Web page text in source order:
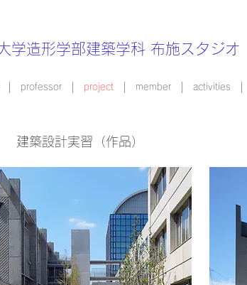
学造形学部建築学科 布施スタジオ
professor project member activities
建築設計実習（作品）